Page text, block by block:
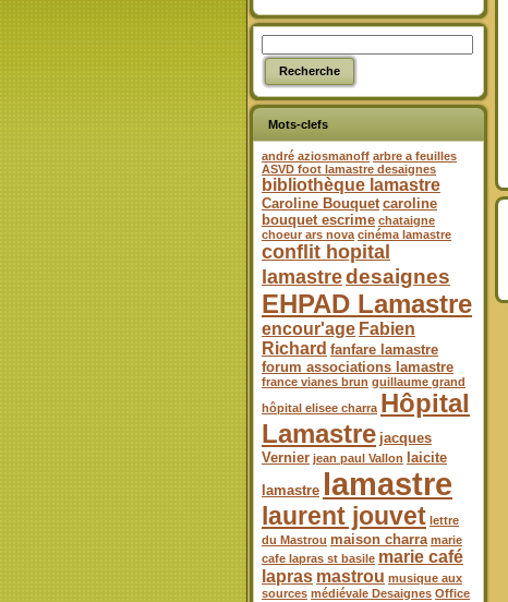
Mots-clefs
andré aziosmanoff arbre a feuilles
ASVD foot lamastre desaignes
bibliothèque lamastre
Caroline Bouquet caroline
bouquet escrime chataigne
choeur ars nova cinéma lamastre
conflit hopital
lamastredesaignes
EHPAD Lamastre
encour'age Fabien
Richard fanfare lamastre
forum associations lamastre
france vianes brun guillaume grand
hôpital elisee charra Hôpital
Lamastre jacques
Vernier jean paul Vallon
laicite
lamastre lamastre
laurent jouvet lettre
du Mastrou maison charra marie
cafe lapras st basile marie café
lapras mastrou musique aux
sources médiévale Desaignes Office